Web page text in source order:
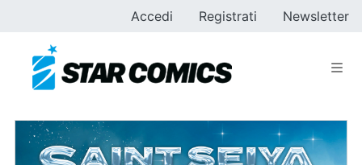
Accedi Registrati Newsletter